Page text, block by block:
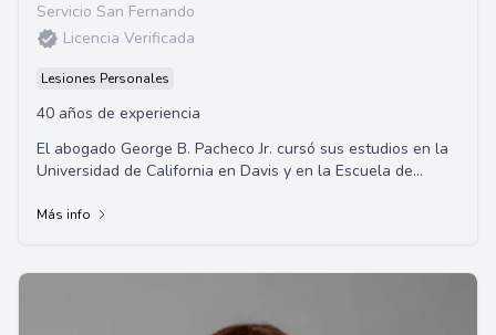
Servicio San Fernando
Licencia Verificada
Lesiones Personales
40 años de experiencia
El abogado George B. Pacheco Jr. cursó sus estudios en la
Universidad de California en Davis y en la Escuela de
Más info